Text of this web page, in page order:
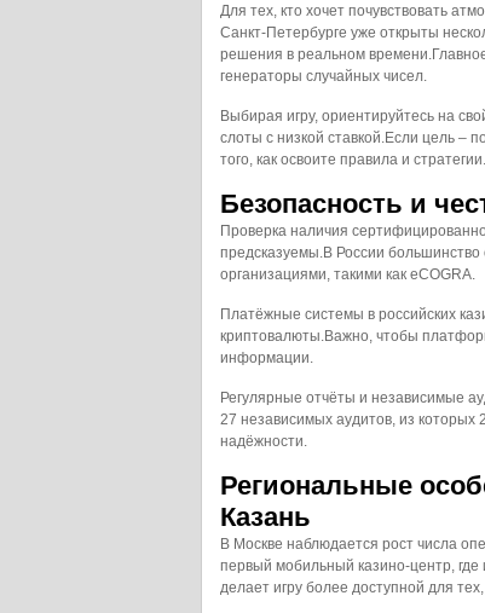
Для тех, кто хочет почувствовать
Санкт-Петербурге уже открыты
решения в реальном
генераторы случайных чисел.
Выбирая игру, ориентируйтесь на
слоты с низкой ставкой.Если цель –
того, как освоите правила и стратегии.
Безопасность и
Проверка наличия
предсказуемы.В России
организациями, такими как eCOGRA.
Платёжные системы в российских
криптовалюты.Важно, чтобы
информации.
Регулярные отчёты и независимые
27 независимых аудитов, из которых
надёжности.
Региональные
Казань
В Москве наблюдается рост числа
первый мобильный казино‑центр,
делает игру более доступной для